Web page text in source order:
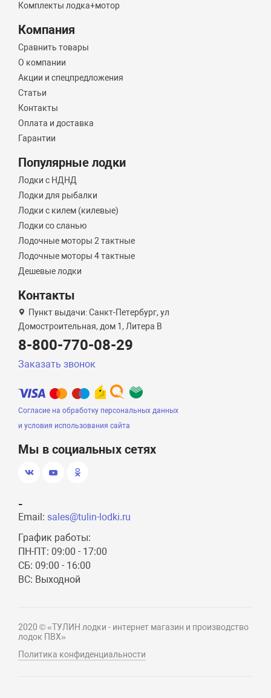
Комплекты лодка+мотор
Компания
Сравнить товары
О компании
Акции и спецпредложения
Статьи
Контакты
Оплата и доставка
Гарантии
Популярные лодки
Лодки с НДНД
Лодки для рыбалки
Лодки с килем (килевые)
Лодки со сланью
Лодочные моторы 2 тактные
Лодочные моторы 4 тактные
Дешевые лодки
Контакты
Пункт выдачи: Санкт-Петербург, ул
Домостроительная, дом 1, Литера B
8-800-770-08-29
Заказать звонок
Согласие на обработку персональных данных
и условия использования сайта
Мы в социальных сетях
-
Email: sales@tulin-lodki.ru
График работы:
ПН-ПТ: 09:00 - 17:00
СБ: 09:00 - 16:00
ВС: Выходной
2020 © «ТУЛИН лодки - интернет магазин и производство
лодок ПВХ»
Политика конфиденциальности